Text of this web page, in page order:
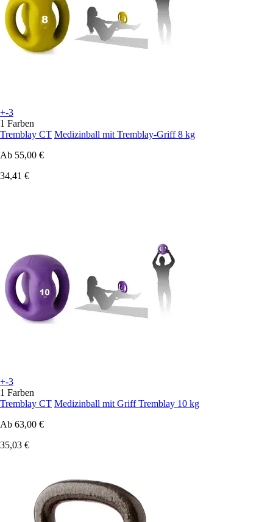
+-3
1 Farben
Tremblay CT Medizinball mit Tremblay-Griff 8 kg
Ab 55,00 €
34,41 €
+-3
1 Farben
Tremblay CT Medizinball mit Griff Tremblay 10 kg
Ab 63,00 €
35,03 €